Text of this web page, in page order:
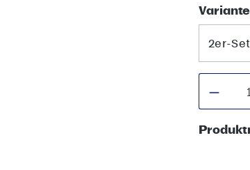
Variante
2er-Set